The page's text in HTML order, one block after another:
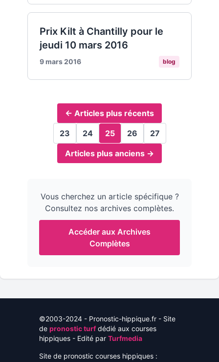
Prix Kilt à Chantilly pour le
jeudi 10 mars 2016
9 mars 2016 blog
← Articles plus récents
23 24 25 26 27
Articles plus anciens →
Vous cherchez un article spécifique ?
Consultez nos archives complètes.
Accéder aux Archives
Complètes
©2003-2024 - Pronostic-hippique.fr - Site
de pronostic turfdédié aux courses
hippiques - Edité par Turfmedia
Site de pronostic courses hippiques :